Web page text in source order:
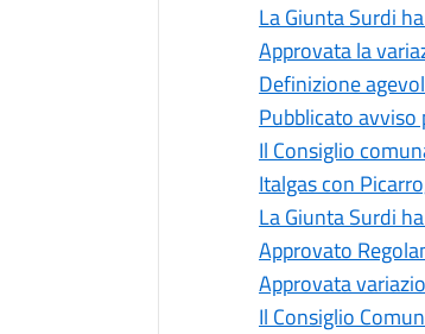
La Giunta Surdi
Approvata la
Definizione
Pubblicato
Il Consiglio
Italgas con
La Giunta Surdi
Approvato
Approvata
Il Consiglio